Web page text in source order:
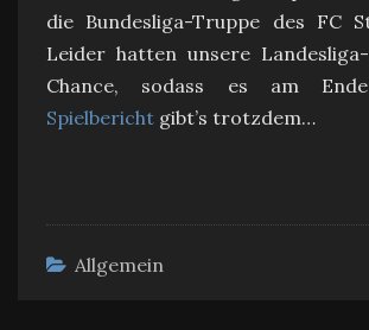
die Bundesliga-Truppe des FC
Leider hatten unsere
Chance, sodass es am
Spielbericht gibt’s trotzdem…
Allgemein